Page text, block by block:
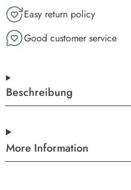
Easy return policy
Good customer service
Beschreibung
More Information